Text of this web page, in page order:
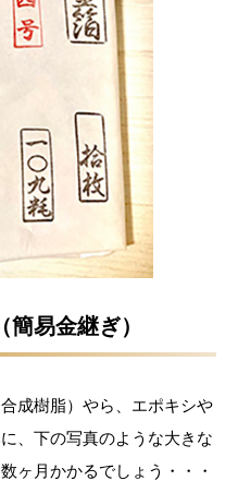
易金継ぎ）
成樹脂）やら、エポキシや
、下の写真のような大きな
ヶ月かかるでしょう・・・